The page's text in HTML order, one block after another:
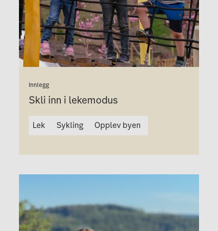
Innlegg
Skli inn i lekemodus
Lek Sykling Opplev byen